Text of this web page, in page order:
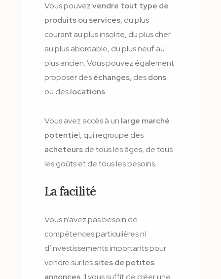
Vous pouvezvendre tout type de
produits ou services, du plus
courant au plus insolite, du plus cher
au plus abordable, du plus neuf au
plus ancien. Vous pouvez également
proposer deséchanges, desdons
ou deslocations.
Vous avez accès à un large marché
potentiel, qui regroupe des
acheteursde tous les âges, de tous
les goûts et de tous les besoins.
La facilité
Vous n’avez pas besoin de
compétences particulières ni
d’investissements importants pour
vendre sur lessites de petites